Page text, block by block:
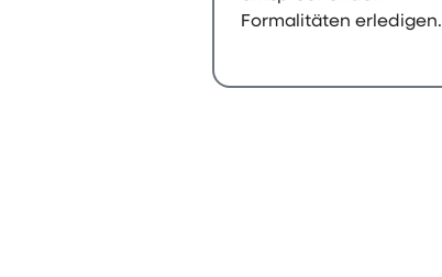
Formalitäten erledigen.